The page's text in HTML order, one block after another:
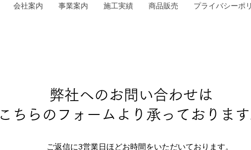
会社案内 事業案内 施工実績 商品販売 プライバシーポ
弊社へのお問い合わせは
こちらのフォームより承っております
ご返信に3営業日ほどお時間をいただいております。